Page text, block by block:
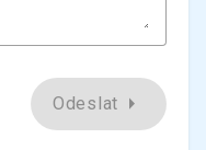
Odeslat arrow_right